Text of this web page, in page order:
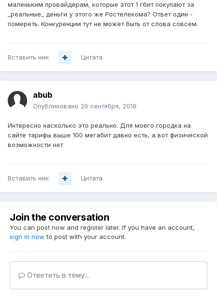
маленьким провайдерам, которые этот 1 гбит покупают за
_реальные_ деньги у этого же Ростелекома? Ответ один -
помереть. Конкуренции тут не может быть от слова совсем.
Вставить ник Цитата
abub
Опубликовано 26 сентября, 2018
Интересно насколько это реально. Для моего городка на
сайте тарифы выше 100 мегабит давно есть, а вот физической
возможности нет
Вставить ник Цитата
Join the conversation
You can post now and register later. If you have an account,
sign in now to post with your account.
Ответить в тему...